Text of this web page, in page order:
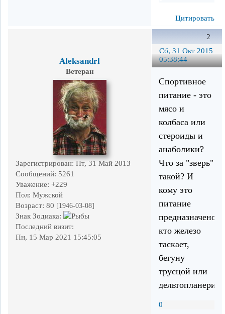
Цитировать
2
Сб, 31 Окт 2015
05:38:44
Aleksandrl
Ветеран
Зарегистрирован: Пт, 31 Май 2013
Сообщений: 5261
Уважение: +229
Пол: Мужской
Возраст: 80 [1946-03-08]
Знак Зодиака:
Последний визит:
Пн, 15 Мар 2021 15:45:05
Спортивное
питание - это
мясо и
колбаса или
стероиды и
анаболики?
Что за "зверь"
такой? И
кому это
питание
предназначено:
кто железо
таскает,
бегуну
трусцой или
0